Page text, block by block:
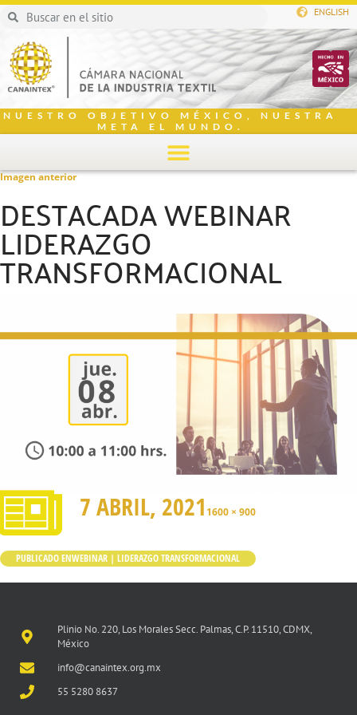
ENGLISH
NUESTRO OBJETIVO MÉXICO, NUESTRA
META EL MUNDO.
Imagen anterior
DESTACADA WEBINAR
LIDERAZGO
TRANSFORMACIONAL
7 ABRIL, 2021 1600 × 900
PUBLICADO ENWEBINAR | LIDERAZGO TRANSFORMACIONAL
Plinio No. 220, Los Morales Secc. Palmas, C.P. 11510, CDMX,
México
info@canaintex.org.mx
55 5280 8637